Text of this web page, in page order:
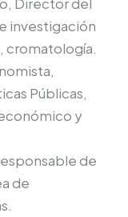
investigación
cromatología.
Públicas,
y
de
de